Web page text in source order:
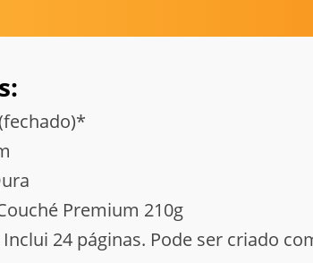
Premium 210g
Inclui 24 páginas. Pode ser criado